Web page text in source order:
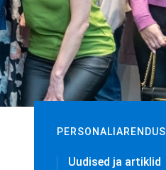
PERSONALIARENDUS
Uudised ja artiklid